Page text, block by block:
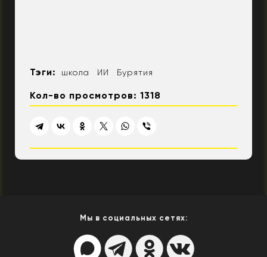
Тэги: школа ИИ Бурятия
Кол-во просмотров: 1318
Мы в социальных сетях: